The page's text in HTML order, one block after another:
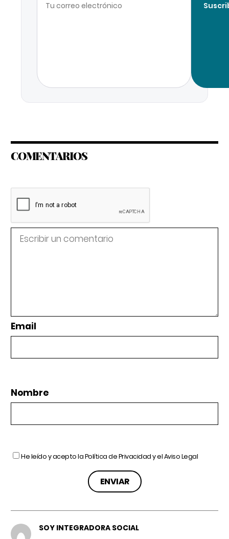
COMENTARIOS
Email
Nombre
He leído y acepto laPolítica de Privacidady elAviso Legal
SOY INTEGRADORA SOCIAL